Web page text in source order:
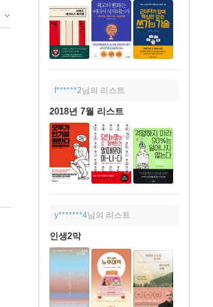
f******2님의 리스트
2018년 7월 리스트
y*******4님의 리스트
인생2막